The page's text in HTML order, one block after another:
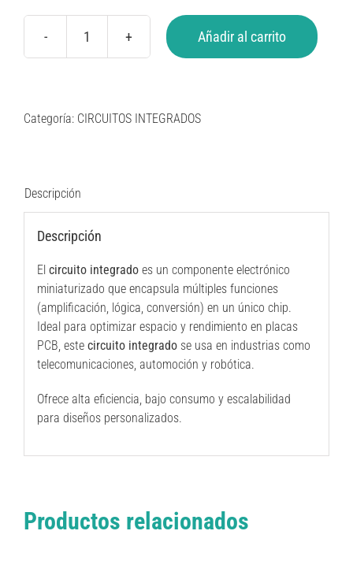
CIRCUITO
INTEGRADO
20
Añadir al carrito
Categoría: CIRCUITOS INTEGRADOS
Descripción
Descripción
El circuito integradoes un componente electrónico
miniaturizado que encapsula múltiples funciones
(amplificación, lógica, conversión) en un único chip.
Ideal para optimizar espacio y rendimiento en placas
PCB, este circuito integradose usa en industrias como
telecomunicaciones, automoción y robótica.
Ofrece alta eficiencia, bajo consumo y escalabilidad
para diseños personalizados.
Productos relacionados